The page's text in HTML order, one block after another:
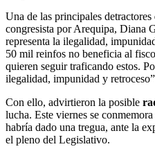
Una de las principales
congresista por Arequipa, Diana
representa la ilegalidad,
50 mil reinfos no beneficia al
quieren seguir traficando estos.
ilegalidad, impunidad y
Con ello, advirtieron la posible
lucha. Este viernes se
habría dado una tregua, ante la
el pleno del Legislativo.